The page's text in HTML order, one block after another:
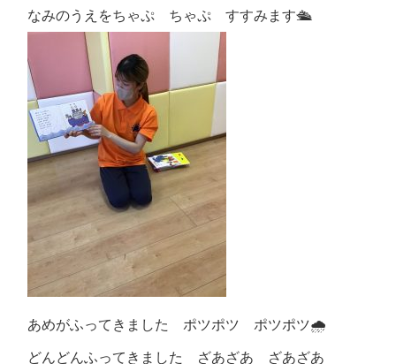
なみのうえをちゃぷ ちゃぷ すすみます🛳
あめがふってきました ポツポツ ポツポツ🌧
どんどんふってきました ざあざあ ざあざあ